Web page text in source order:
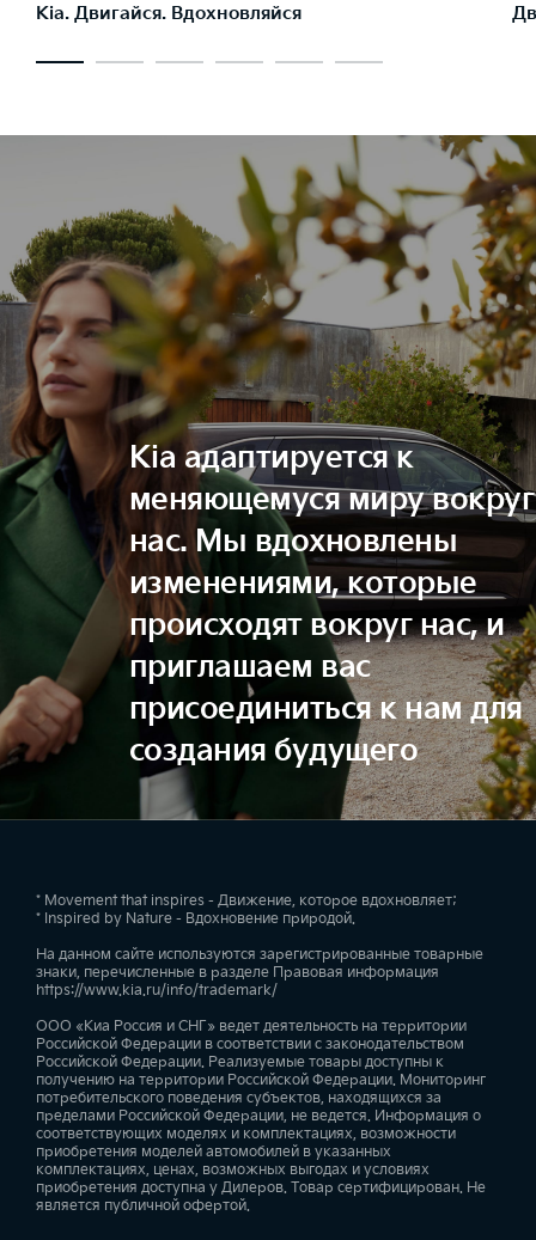
Kia. Двигайся. Вдохновляйся
Kia адаптируется к
меняющемуся миру вокруг
нас. Мы вдохновлены
изменениями, которые
происходят вокруг нас, и
приглашаем вас
присоединиться к нам для
создания будущего
* Movement that inspires - Движение, которое вдохновляет;
* Inspired by Nature - Вдохновение природой.
На данном сайте используются зарегистрированные товарные
знаки, перечисленные в разделе Правовая информация
https://www.kia.ru/info/trademark/
ООО «Киа Россия и СНГ» ведет деятельность на территории
Российской Федерации в соответствии с законодательством
Российской Федерации. Реализуемые товары доступны к
получению на территории Российской Федерации. Мониторинг
потребительского поведения субъектов, находящихся за
пределами Российской Федерации, не ведется. Информация о
соответствующих моделях и комплектациях, возможности
приобретения моделей автомобилей в указанных
комплектациях, ценах, возможных выгодах и условиях
приобретения доступна у Дилеров. Товар сертифицирован. Не
является публичной офертой.